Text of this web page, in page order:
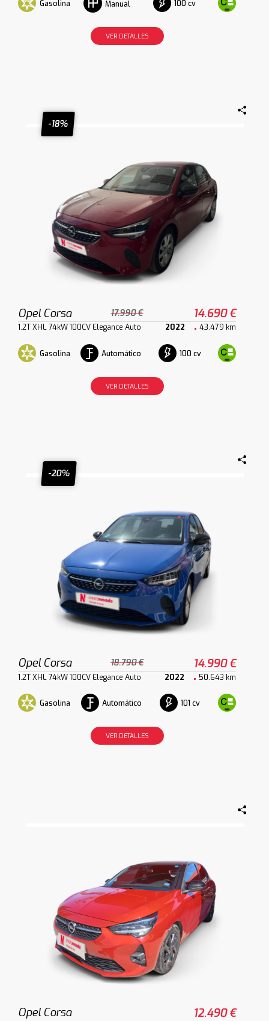
Gasolina Manual 100 cv
VER DETALLES
-18%
Opel Corsa 17.990 € 14.690 €
1.2T XHL 74kW 100CV Elegance Auto 2022 43.479 km
Gasolina Automático 100 cv
VER DETALLES
-20%
Opel Corsa 18.790 € 14.990 €
1.2T XHL 74kW 100CV Elegance Auto 2022 50.643 km
Gasolina Automático 101 cv
VER DETALLES
Opel Corsa 12.490 €